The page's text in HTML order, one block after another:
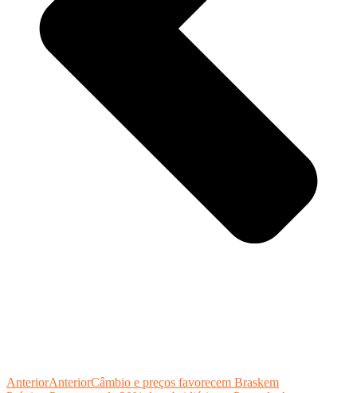
AnteriorAnteriorCâmbio e preços favorecem Braskem